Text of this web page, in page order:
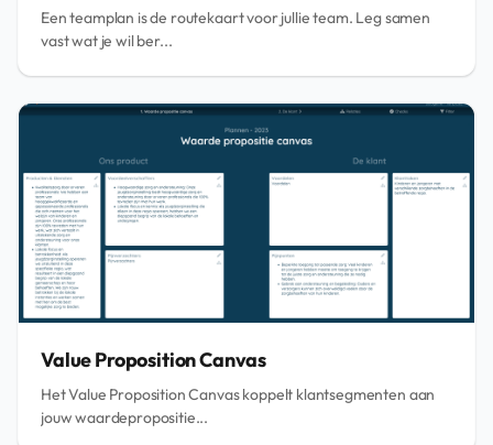
Een teamplan is de routekaart voor jullie team. Leg samen
vast wat je wil ber...
Value Proposition Canvas
Het Value Proposition Canvas koppelt klantsegmenten aan
jouw waardepropositie...